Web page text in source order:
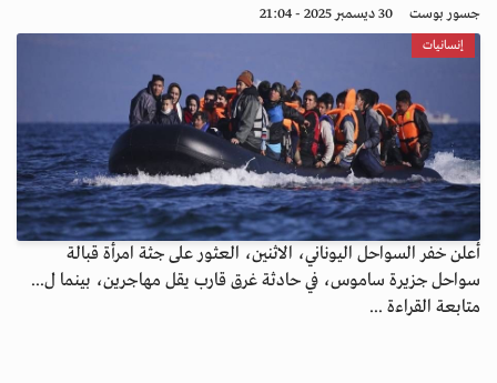
جسور بوست 30 ديسمبر 2025 - 21:04
إنسانيات
أعلن خفر السواحل اليوناني، الاثنين، العثور على جثة امرأة قبالة
سواحل جزيرة ساموس، في حادثة غرق قارب يقل مهاجرين، بينما ل...
متابعة القراءة ...